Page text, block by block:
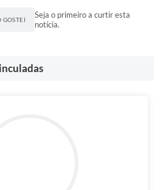
GOSTEI
Seja o primeiro a curtir esta
notícia.